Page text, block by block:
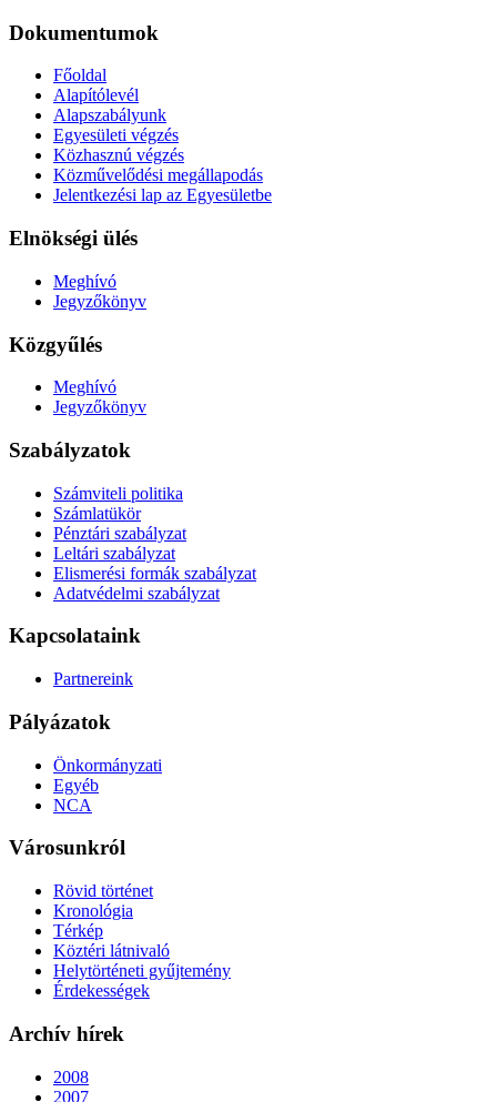
Dokumentumok
Főoldal
Alapítólevél
Alapszabályunk
Egyesületi végzés
Közhasznú végzés
Közművelődési megállapodás
Jelentkezési lap az Egyesületbe
Elnökségi ülés
Meghívó
Jegyzőkönyv
Közgyűlés
Meghívó
Jegyzőkönyv
Szabályzatok
Számviteli politika
Számlatükör
Pénztári szabályzat
Leltári szabályzat
Elismerési formák szabályzat
Adatvédelmi szabályzat
Kapcsolataink
Partnereink
Pályázatok
Önkormányzati
Egyéb
NCA
Városunkról
Rövid történet
Kronológia
Térkép
Köztéri látnivaló
Helytörténeti gyűjtemény
Érdekességek
Archív hírek
2008
2007